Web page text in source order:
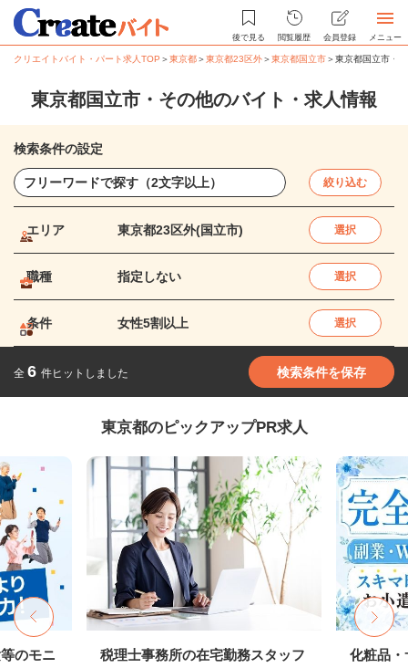
後で見る 閲覧履歴 会員登録 メニュー
クリエイトバイト・パート求人TOP ＞東京都＞東京都23区外＞東京都国立市＞東京都国立市・
東京都国立市・その他のバイト・求人情報
検索条件の設定
絞り込む
エリア 東京都23区外(国立市) 選択
職種 指定しない 選択
条件 女性5割以上 選択
全 6 件ヒットしました 検索条件を保存
東京都のピックアップPR求人
のモニ 税理士事務所の在宅勤務スタッフ 化粧品・